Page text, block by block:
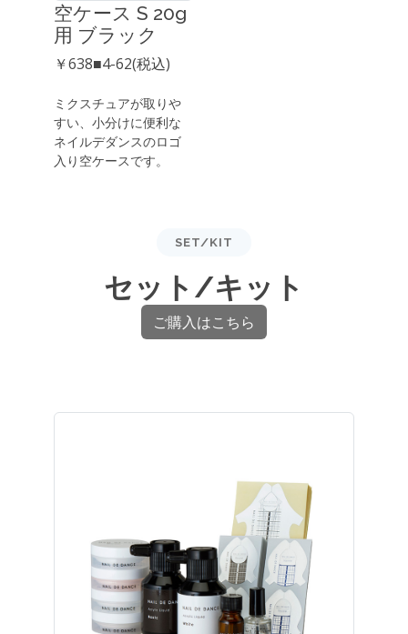
空ケース S 20g
用 ブラック
￥638■4-62(税込)
ミクスチュアが取りや
すい、小分けに便利な
ネイルデダンスのロゴ
入り空ケースです。
SET/KIT
セット/キット
ご購入はこちら